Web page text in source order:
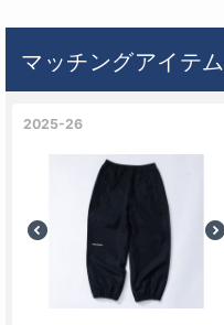
マッチングアイテム
2025-26